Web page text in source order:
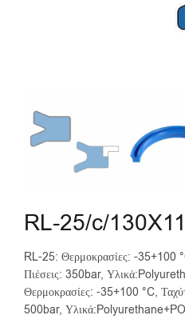
RL-25/c/
RL-25: Θερμοκρασίες: -35+100
Πιέσεις: 350bar,
Θερμοκρασίες: -35+100 °C,
500bar,